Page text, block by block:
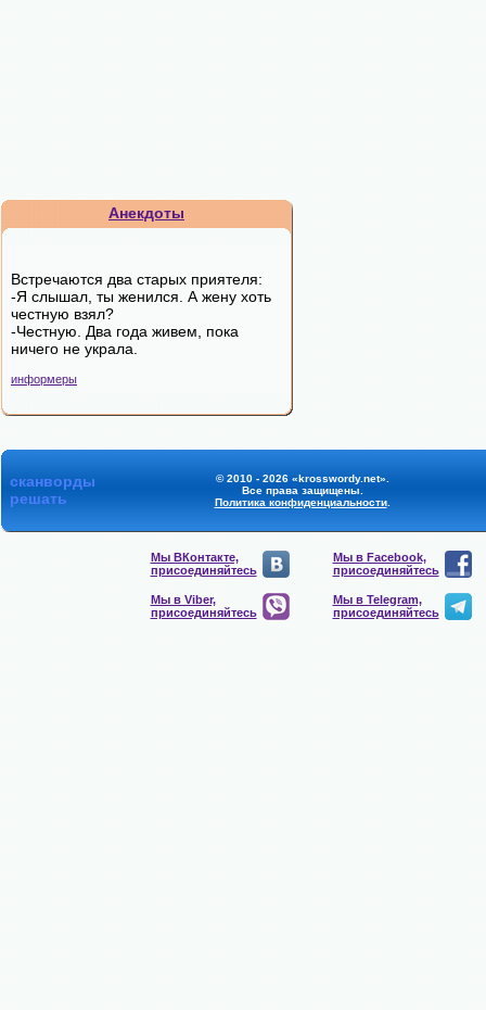
Анекдоты
Встречаются два старых приятеля:
-Я слышал, ты женился. А жену хоть
честную взял?
-Честную. Два года живем, пока
ничего не украла.
информеры
сканворды
решать
© 2010 - 2026 «krosswordy.net».
Все права защищены.
Политика конфиденциальности.
Мы ВКонтакте,
присоединяйтесь
Мы в Facebook,
присоединяйтесь
Мы в Viber,
присоединяйтесь
Мы в Telegram,
присоединяйтесь